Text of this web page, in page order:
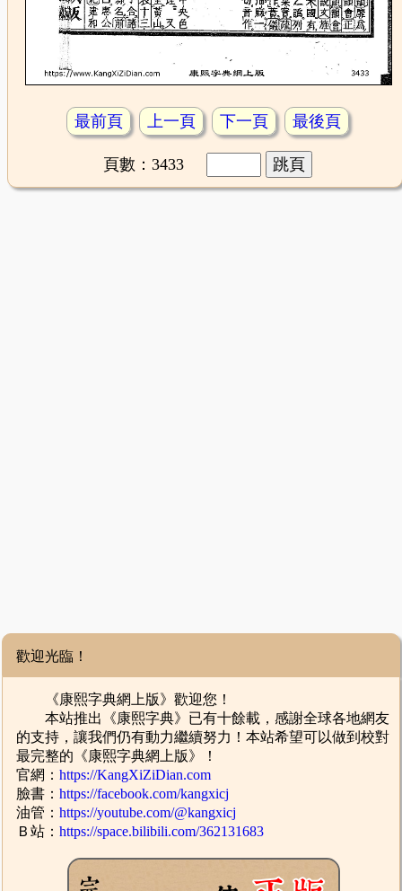
最前頁 上一頁 下一頁 最後頁
頁數：3433
歡迎光臨！
《康熙字典網上版》歡迎您！
本站推出《康熙字典》已有十餘載，感謝全球各地網友
的支持，讓我們仍有動力繼續努力！本站希望可以做到校對
最完整的《康熙字典網上版》！
官網：https://KangXiZiDian.com
臉書：https://facebook.com/kangxicj
油管：https://youtube.com/@kangxicj
Ｂ站：https://space.bilibili.com/362131683